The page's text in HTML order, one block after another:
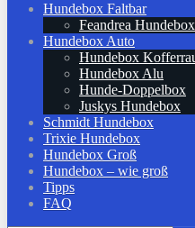
Hundebox Faltbar
Feandrea
Hundebox Auto
Hundebox
Hundebox Alu
Hunde-Doppelbox
Juskys Hundebox
Schmidt Hundebox
Trixie Hundebox
Hundebox Groß
Hundebox – wie groß
Tipps
FAQ